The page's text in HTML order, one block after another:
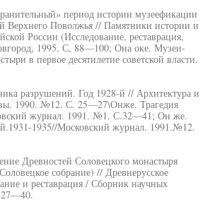
период истории музеефикации
Верхнего Поволжья // Памятники истории и
России (Исследование, реставрация,
1995. С, 88—100; Она оке. Музеи-
в первое десятилетие советской власти.
разрушений. Год 1928-й // Архитектура и
1990. №12. С. 25—27\Онже. Трагедия
журнал. 1991. №1. С.32—41; Он же.
1935//Московский журнал. 1991.№12.
Древностей Соловецкого монастыря
собрание) // Древнерусское
и реставрация / Сборник научных